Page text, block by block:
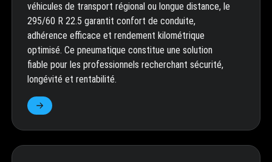
véhicules de transport régional ou longue distance, le
295/60 R 22.5 garantit confort de conduite,
adhérence efficace et rendement kilométrique
optimisé. Ce pneumatique constitue une solution
fiable pour les professionnels recherchant sécurité,
longévité et rentabilité.